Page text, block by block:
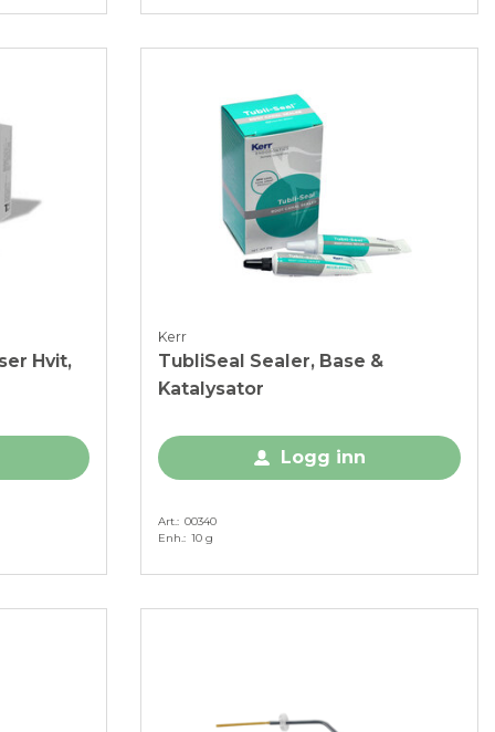
Hvit,
Kerr
TubliSeal Sealer, Base &
Katalysator
Logg inn
Art. 00340
Enh. 10 g